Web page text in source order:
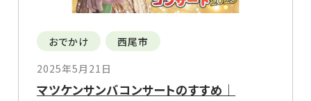
おでかけ
西尾市
2025年5月21日
マツケンサンバコンサートのすすめ｜